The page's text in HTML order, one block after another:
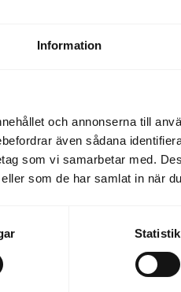
Information
och annonserna till
även sådana
som vi samarbetar med.
som de har samlat in när
Statistik
Jägersro Galopp har
innehåller bland
Trial och